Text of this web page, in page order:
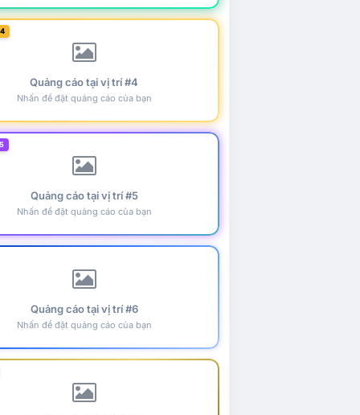
Quảng cáo tại vị trí #4
Nhấn để đặt quảng cáo của bạn
Quảng cáo tại vị trí #5
Nhấn để đặt quảng cáo của bạn
Quảng cáo tại vị trí #6
Nhấn để đặt quảng cáo của bạn